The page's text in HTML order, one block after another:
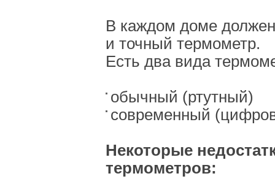
В каждом доме
и точный термометр.
Есть два вида
обычный (ртутный)
современный
Некоторые
термометров: